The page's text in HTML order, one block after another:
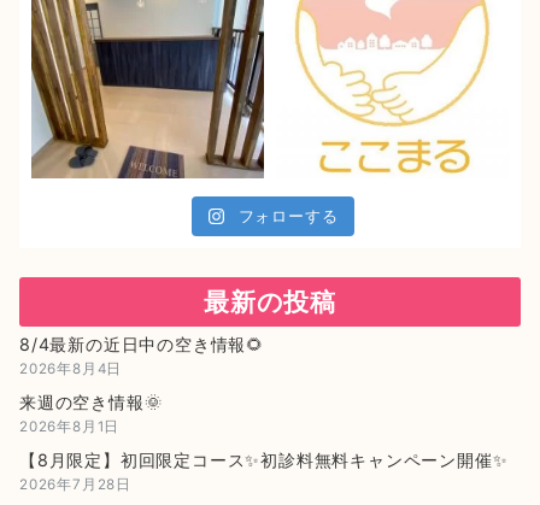
フォローする
最新の投稿
8/4最新の近日中の空き情報🌻
2026年8月4日
来週の空き情報🌞
2026年8月1日
【8月限定】初回限定コース✨初診料無料キャンペーン開催✨
2026年7月28日